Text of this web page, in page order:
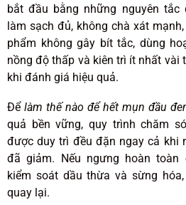
bắt đầu bằng những nguyên tắc
làm sạch đủ, không chà xát
phẩm không gây bít tắc, dùng
nồng độ thấp và kiên trì ít nhất vài
khi đánh giá hiệu quả.
Để làm thế nào để hết mụn đầu
quả bền vững, quy trình chăm
được duy trì đều đặn ngay cả khi
đã giảm. Nếu ngưng hoàn toàn
kiểm soát dầu thừa và sừng
quay lại.